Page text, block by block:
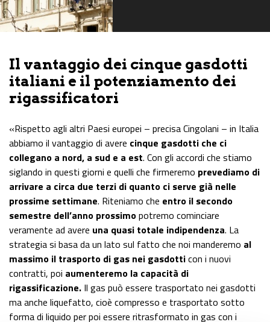
Il vantaggio dei cinque gasdotti
italiani e il potenziamento dei
rigassificatori
«Rispetto agli altri Paesi europei – precisa Cingolani – in Italia
abbiamo il vantaggio di avere cinque gasdotti che ci
collegano a nord, a sud e a est. Con gli accordi che stiamo
siglando in questi giorni e quelli che firmeremo prevediamo di
arrivare a circa due terzi di quanto ci serve già nelle
prossime settimane. Riteniamo che entro il secondo
semestre dell’anno prossimopotremo cominciare
veramente ad avere una quasi totale indipendenza. La
strategia si basa da un lato sul fatto che noi manderemo al
massimo il trasporto di gas nei gasdotticon i nuovi
contratti, poi aumenteremo la capacità di
rigassificazione. Il gas può essere trasportato nei gasdotti
ma anche liquefatto, cioè compresso e trasportato sotto
forma di liquido per poi essere ritrasformato in gas con i